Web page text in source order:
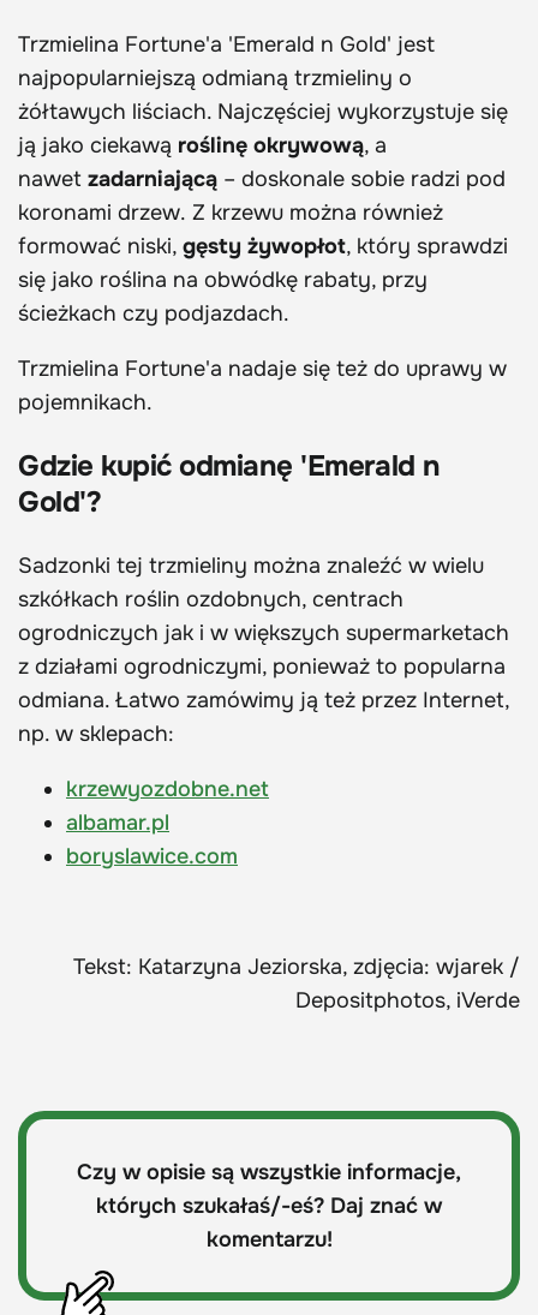
Trzmielina Fortune'a 'Emerald n Gold' jest
najpopularniejszą odmianą trzmieliny o
żółtawych liściach. Najczęściej wykorzystuje się
ją jako ciekawą roślinę okrywową, a
nawet zadarniającą – doskonale sobie radzi pod
koronami drzew. Z krzewu można również
formować niski, gęsty żywopłot, który sprawdzi
się jako roślina na obwódkę rabaty, przy
ścieżkach czy podjazdach.
Trzmielina Fortune'a nadaje się też do uprawy w
pojemnikach.
Gdzie kupić odmianę 'Emerald n
Gold'?
Sadzonki tej trzmieliny można znaleźć w wielu
szkółkach roślin ozdobnych, centrach
ogrodniczych jak i w większych supermarketach
z działami ogrodniczymi, ponieważ to popularna
odmiana. Łatwo zamówimy ją też przez Internet,
np. w sklepach:
krzewyozdobne.net
albamar.pl
boryslawice.com
Tekst: Katarzyna Jeziorska, zdjęcia: wjarek /
Depositphotos, iVerde
Czy w opisie są wszystkie informacje,
których szukałaś/-eś? Daj znać w
komentarzu!